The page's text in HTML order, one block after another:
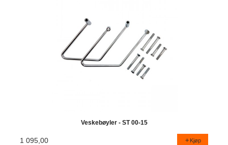
Veskebøyler - ST 00-15
1 095,00 Kjøp